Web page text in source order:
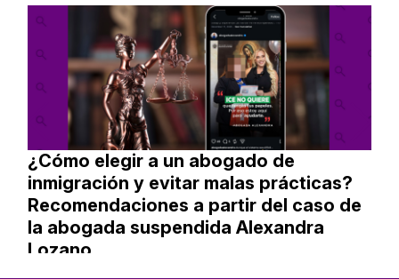
¿Cómo elegir a un abogado de
inmigración y evitar malas prácticas?
Recomendaciones a partir del caso de
la abogada suspendida Alexandra
Lozano